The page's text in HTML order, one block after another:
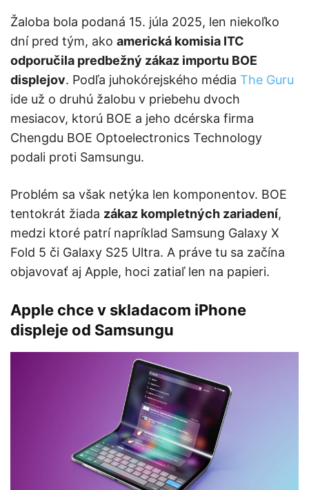
Žaloba bola podaná 15. júla 2025, len niekoľko
dní pred tým, ako americká komisia ITC
odporučila predbežný zákaz importu BOE
displejov. Podľa juhokórejského média The Guru
ide už o druhú žalobu v priebehu dvoch
mesiacov, ktorú BOE a jeho dcérska firma
Chengdu BOE Optoelectronics Technology
podali proti Samsungu.
Problém sa však netýka len komponentov. BOE
tentokrát žiada zákaz kompletných zariadení,
medzi ktoré patrí napríklad Samsung Galaxy X
Fold 5 či Galaxy S25 Ultra. A práve tu sa začína
objavovať aj Apple, hoci zatiaľ len na papieri.
Apple chce v skladacom iPhone
displeje od Samsungu